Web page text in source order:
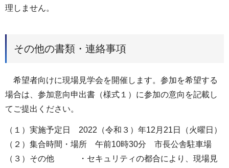
理しません。
その他の書類・連絡事項
希望者向けに現場見学会を開催します。参加を希望する
場合は、参加意向申出書（様式１）に参加の意向を記載し
てご提出ください。
（１）実施予定日 2022（令和３）年12月21日（火曜日）
（２）集合時間・場所 午前10時30分 市長公舎駐車場
（３）その他 ・セキュリティの都合により、現場見